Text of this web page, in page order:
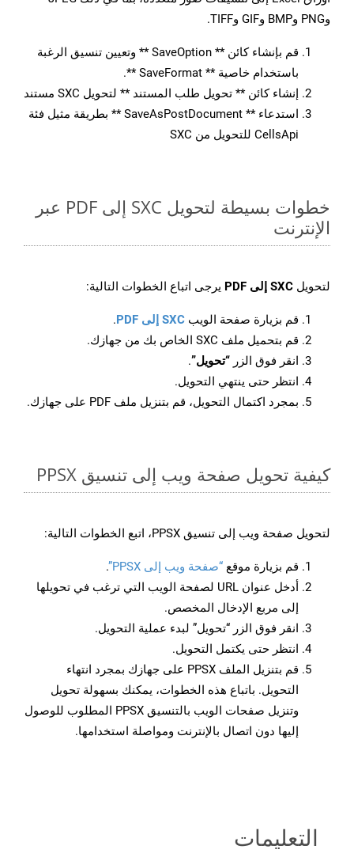
وPNG وBMP وGIF وTIFF.
قم بإنشاء كائن ** SaveOption ** وتعيين تنسيق الرغبة
باستخدام خاصية ** SaveFormat **.
إنشاء كائن ** تحويل طلب المستند ** لتحويل SXC مستند
استدعاء ** SaveAsPostDocument ** بطريقة مثيل فئة
CellsApi للتحويل من SXC
خطوات بسيطة لتحويل SXC إلى PDF عبر
الإنترنت
لتحويل SXC إلى PDF يرجى اتباع الخطوات التالية:
قم بزيارة صفحة الويب SXC إلى PDF
.
قم بتحميل ملف SXC الخاص بك من جهازك.
انقر فوق الزر “تحويل”.
انتظر حتى ينتهي التحويل.
بمجرد اكتمال التحويل، قم بتنزيل ملف PDF على جهازك.
كيفية تحويل صفحة ويب إلى تنسيق PPSX
لتحويل صفحة ويب إلى تنسيق PPSX، اتبع الخطوات التالية:
قم بزيارة موقع “صفحة ويب إلى PPSX”
.
أدخل عنوان URL لصفحة الويب التي ترغب في تحويلها
إلى مربع الإدخال المخصص.
انقر فوق الزر “تحويل” لبدء عملية التحويل.
انتظر حتى يكتمل التحويل.
قم بتنزيل الملف PPSX على جهازك بمجرد انتهاء
التحويل. باتباع هذه الخطوات، يمكنك بسهولة تحويل
وتنزيل صفحات الويب بالتنسيق PPSX المطلوب للوصول
إليها دون اتصال بالإنترنت ومواصلة استخدامها.
التعليمات